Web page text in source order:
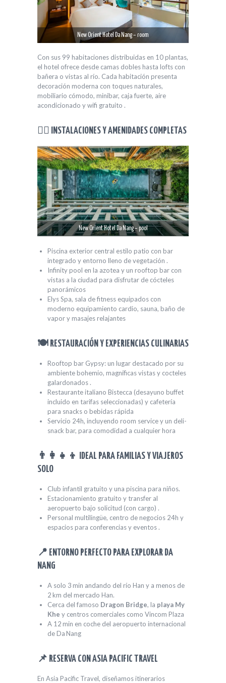
New Orient Hotel Da Nang – room
Con sus 99 habitaciones distribuidas en 10 plantas,
el hotel ofrece desde camas dobles hasta lofts con
bañera o vistas al río. Cada habitación presenta
decoración moderna con toques naturales,
mobiliario cómodo, minibar, caja fuerte, aire
acondicionado y wifi gratuito .
🏊‍♂️ INSTALACIONES Y AMENIDADES COMPLETAS
New Orient Hotel Da Nang – pool
Piscina exterior central estilo patio con bar
integrado y entorno lleno de vegetación .
Infinity pool en la azotea y un rooftop bar con
vistas a la ciudad para disfrutar de cócteles
panorámicos
Elys Spa, sala de fitness equipados con
moderno equipamiento cardio, sauna, baño de
vapor y masajes relajantes
🍽️ RESTAURACIÓN Y EXPERIENCIAS CULINARIAS
Rooftop bar Gypsy: un lugar destacado por su
ambiente bohemio, magníficas vistas y cocteles
galardonados .
Restaurante italiano Bistecca (desayuno buffet
incluido en tarifas seleccionadas) y cafetería
para snacks o bebidas rápida
Servicio 24h, incluyendo room service y un deli-
snack bar, para comodidad a cualquier hora
👨‍👩‍👧‍👦 IDEAL PARA FAMILIAS Y VIAJEROS
SOLO
Club infantil gratuito y una piscina para niños.
Estacionamiento gratuito y transfer al
aeropuerto bajo solicitud (con cargo) .
Personal multilingüe, centro de negocios 24h y
espacios para conferencias y eventos .
📍 ENTORNO PERFECTO PARA EXPLORAR DA
NANG
A solo 3 min andando del río Han y a menos de
2 km del mercado Han.
Cerca del famoso Dragon Bridge, la playa My
Khe y centros comerciales como Vincom Plaza
A 12 min en coche del aeropuerto internacional
de Da Nang
📌 RESERVA CON ASIA PACIFIC TRAVEL
En Asia Pacific Travel, diseñamos itinerarios